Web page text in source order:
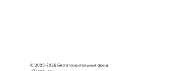
© 2005-2026 Благотворительный фонд